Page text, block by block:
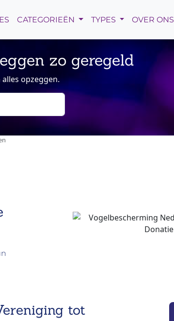
CATEGORIEËN TYPES OVER ONS
zo geregeld
opzeggen.
tot